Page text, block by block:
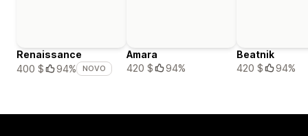
Renaissance
400 $
94% NOVO
Amara
420 $
94%
Beatnik
420 $
94%